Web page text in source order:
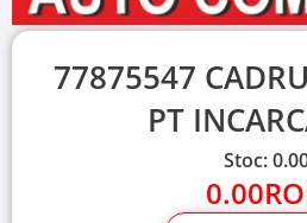
77875547
PT
Stoc:
0.00